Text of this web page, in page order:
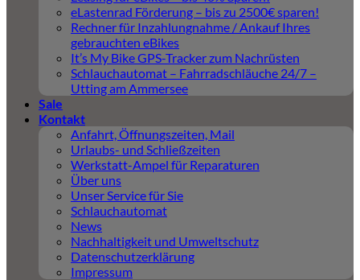
eLastenrad Förderung – bis zu 2500€ sparen!
Rechner für Inzahlungnahme / Ankauf Ihres
gebrauchten eBikes
It’s My Bike GPS-Tracker zum Nachrüsten
Schlauchautomat – Fahrradschläuche 24/7 –
Utting am Ammersee
Sale
Kontakt
Anfahrt, Öffnungszeiten, Mail
Urlaubs- und Schließzeiten
Werkstatt-Ampel für Reparaturen
Über uns
Unser Service für Sie
Schlauchautomat
News
Nachhaltigkeit und Umweltschutz
Datenschutzerklärung
Impressum